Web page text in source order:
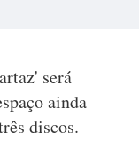
será
ainda
discos.